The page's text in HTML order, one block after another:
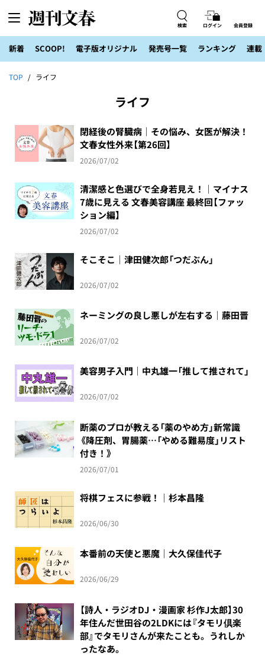
検索 ログイン 会員登録
新着 SCOOP! 電子版オリジナル 発売号一覧 ランキング 連載
TOP ライフ
ライフ
閉経後の腎臓病｜その悩み、女医が解決！
文春女性外来【第26回】
2026/07/02
清潔感と色選びで全身若見え！｜マイナス
7歳に見える 文春美容講座 最終回【ファッ
ション編】
2026/07/02
そこそこ｜津田健次郎「つだぶん」
2026/07/02
ネーミングの良し悪しが左右する｜藤田晋
2026/07/02
美容男子入門｜中丸雄一「推して推されて」
2026/07/02
断薬のプロが教える「薬のやめ方」新常識
《降圧剤、胃腸薬…「やめる難易度」リスト
付き！》
2026/07/01
将棋フェスに参戦！｜杉本昌隆
2026/06/30
本番前の天使と悪魔｜大久保佳代子
2026/06/29
【詩人・ラジオDJ・漫画家 杉作J太郎】30
年住んだ世田谷の2LDKには『タモリ倶楽
部』でタモリさんが来たことも。うれしか
ったなあ。